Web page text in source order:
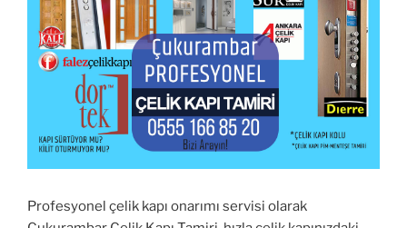
Profesyonel çelik kapı onarımı servisi olarak